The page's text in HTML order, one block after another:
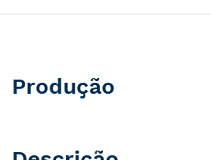
Produção